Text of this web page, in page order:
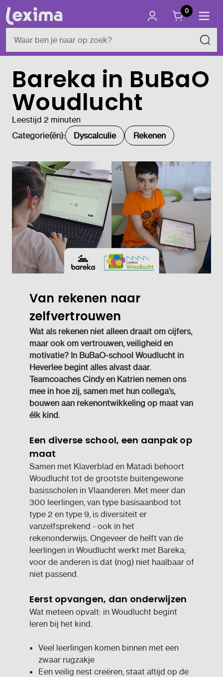
0
Bareka in BuBaO
Woudlucht
Leestijd 2 minuten
Categorie(ën):
Dyscalculie Rekenen
Van rekenen naar
zelfvertrouwen
Wat als rekenen niet alleen draait om cijfers,
maar ook om vertrouwen, veiligheid en
motivatie? In BuBaO-school Woudlucht in
Heverlee begint alles alvast daar.
Teamcoaches Cindy en Katrien nemen ons
mee in hoe zij, samen met hun collega’s,
bouwen aan rekenontwikkeling op maat van
élk kind.
Een diverse school, een aanpak op
maat
Samen met Klaverblad en Matadi behoort
Woudlucht tot de grootste buitengewone
basisscholen in Vlaanderen. Met meer dan
300 leerlingen, van type basisaanbod tot
type 2 en type 9, is diversiteit er
vanzelfsprekend - ook in het
rekenonderwijs. Ongeveer de helft van de
leerlingen in Woudlucht werkt met Bareka;
voor de anderen is dat (nog) niet haalbaar of
niet passend.
Eerst opvangen, dan onderwijzen
Wat meteen opvalt: in Woudlucht begint
leren bij het kind.
Veel leerlingen komen binnen met een
zwaar rugzakje
Een veilig nest creëren, staat altijd op de